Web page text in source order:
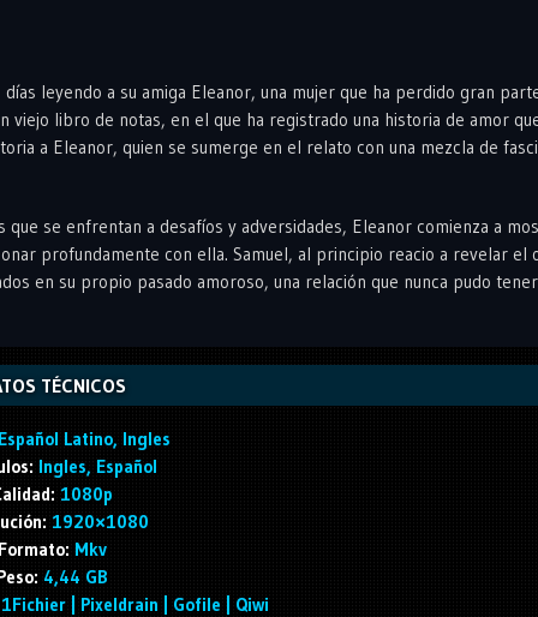
leyendo a su amiga Eleanor, una mujer que ha perdido gran
viejo libro de notas, en el que ha registrado una historia de amor
a Eleanor, quien se sumerge en el relato con una mezcla de
se enfrentan a desafíos y adversidades, Eleanor comienza a
profundamente con ella. Samuel, al principio reacio a revelar el
en su propio pasado amoroso, una relación que nunca pudo
TÉCNICOS
Latino, Ingles
Ingles, Español
1080p
1920×1080
Mkv
4,44 GB
| Pixeldrain | Gofile | Qiwi